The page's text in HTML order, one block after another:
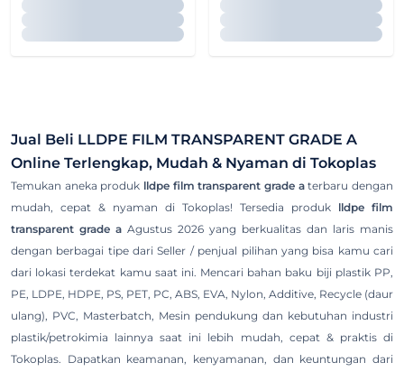
Jual Beli LLDPE FILM TRANSPARENT GRADE A
Online Terlengkap, Mudah & Nyaman di Tokoplas
Temukan aneka produk lldpe film transparent grade aterbaru dengan
mudah, cepat & nyaman di Tokoplas! Tersedia produk lldpe film
transparent grade a Agustus 2026 yang berkualitas dan laris manis
dengan berbagai tipe dari Seller / penjual pilihan yang bisa kamu cari
dari lokasi terdekat kamu saat ini. Mencari bahan baku biji plastik PP,
PE, LDPE, HDPE, PS, PET, PC, ABS, EVA, Nylon, Additive, Recycle (daur
ulang), PVC, Masterbatch, Mesin pendukung dan kebutuhan industri
plastik/petrokimia lainnya saat ini lebih mudah, cepat & praktis di
Tokoplas. Dapatkan keamanan, kenyamanan, dan keuntungan dari